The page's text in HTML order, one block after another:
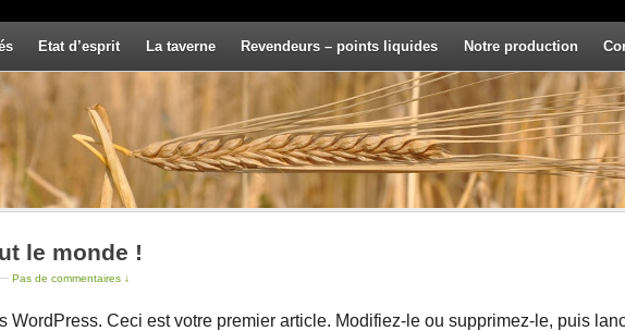
Etat d’esprit La taverne Revendeurs – points liquides Notre production
le monde !
Pas de commentaires ↓
WordPress. Ceci est votre premier article. Modifiez-le ou supprimez-le, puis